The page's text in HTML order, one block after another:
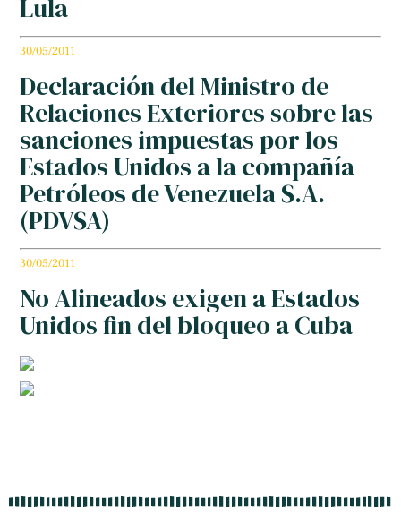
Lula
30/05/2011
Declaración del Ministro de
Relaciones Exteriores sobre las
sanciones impuestas por los
Estados Unidos a la compañía
Petróleos de Venezuela S.A.
(PDVSA)
30/05/2011
No Alineados exigen a Estados
Unidos fin del bloqueo a Cuba